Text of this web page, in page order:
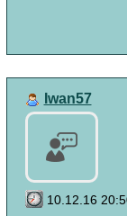
Iwan57
10.12.16